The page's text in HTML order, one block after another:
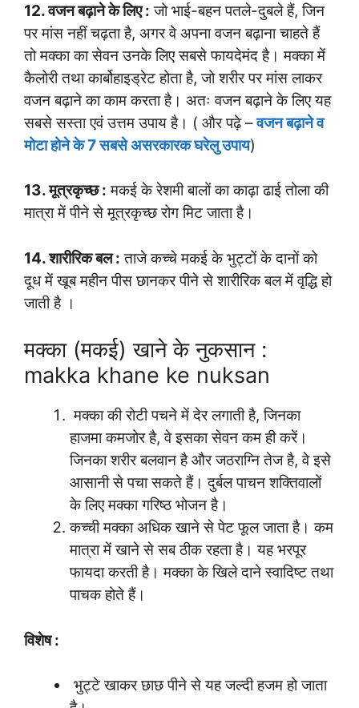
12. वजन बढ़ाने के लिए : जो भाई-बहन पतले-दुबले हैं, जिन
पर मांस नहीं चढ़ता है, अगर वे अपना वजन बढ़ाना चाहते हैं
तो मक्का का सेवन उनके लिए सबसे फायदेमंद है। मक्का में
कैलोरी तथा कार्बोहाइड्रेट होता है, जो शरीर पर मांस लाकर
वजन बढ़ाने का काम करता है। अतः वजन बढ़ाने के लिए यह
सबसे सस्ता एवं उत्तम उपाय है। ( और पढ़े –वजन बढ़ाने व
मोटा होने के 7 सबसे असरकारक घरेलु उपाय)
13. मूत्रकृच्छ : मकई के रेशमी बालों का काढ़ा ढाई तोला की
मात्रा में पीने से मूत्रकृच्छ रोग मिट जाता है।
14. शारीरिक बल : ताजे कच्चे मकई के भुट्टों के दानों को
दूध में खूब महीन पीस छानकर पीने से शारीरिक बल में वृद्धि हो
जाती है ।
मक्का (मकई) खाने के नुकसान :
makka khane ke nuksan
मक्का की रोटी पचने में देर लगाती है, जिनका
हाजमा कमजोर है, वे इसका सेवन कम ही करें।
जिनका शरीर बलवान है और जठराग्नि तेज है, वे इसे
आसानी से पचा सकते हैं। दुर्बल पाचन शक्तिवालों
के लिए मक्का गरिष्ठ भोजन है।
कच्ची मक्का अधिक खाने से पेट फूल जाता है। कम
मात्रा में खाने से सब ठीक रहता है। यह भरपूर
फायदा करती है। मक्का के खिले दाने स्वादिष्ट तथा
पाचक होते हैं।
विशेष :
भुट्टे खाकर छाछ पीने से यह जल्दी हजम हो जाता